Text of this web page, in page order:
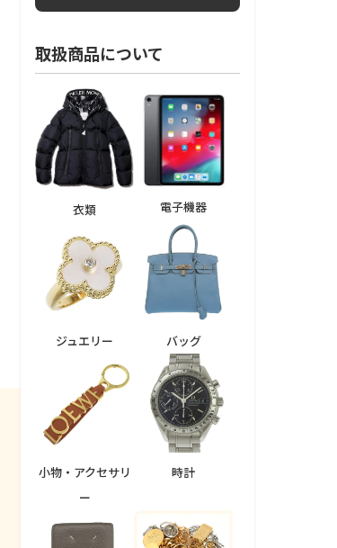
取扱商品について
衣類 電子機器
ジュエリー バッグ
小物・アクセサリ
ー
時計